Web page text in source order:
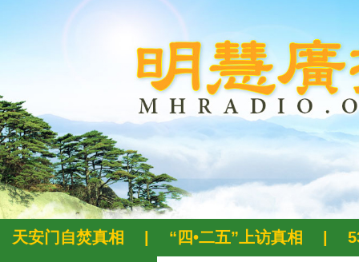
天安门自焚真相 “四•二五”上访真相